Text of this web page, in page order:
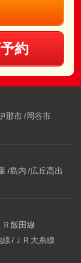
約
那市 岡谷市
島内 広丘高出
Ｒ飯田線
線
ＪＲ大糸線